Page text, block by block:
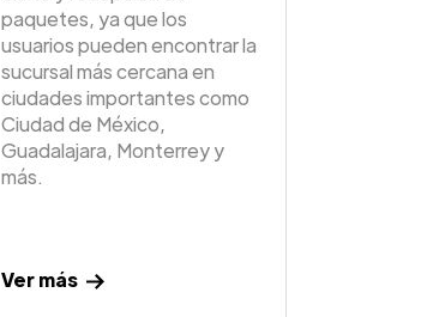
paquetes, ya que los
usuarios pueden encontrar la
sucursal más cercana en
ciudades importantes como
Ciudad de México,
Guadalajara, Monterrey y
más.
Ver más